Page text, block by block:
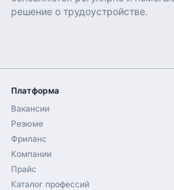
решение о трудоустройстве.
Платформа
Вакансии
Резюме
Фриланс
Компании
Прайс
Каталог профессий